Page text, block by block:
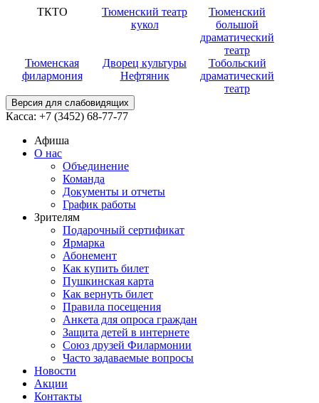
ТКТО
Тюменский театр
кукол
Тюменский
большой
драматический
театр
Тюменская
филармония
Дворец культуры
Нефтяник
Тобольский
драматический
театр
Версия для слабовидящих
Касса: +7 (3452) 68-77-77
Афиша
О нас
Объединение
Команда
Документы и отчеты
График работы
Зрителям
Подарочный сертификат
Ярмарка
Абонемент
Как купить билет
Пушкинская карта
Как вернуть билет
Правила посещения
Анкета для опроса граждан
Защита детей в интернете
Союз друзей Филармонии
Часто задаваемые вопросы
Новости
Акции
Контакты